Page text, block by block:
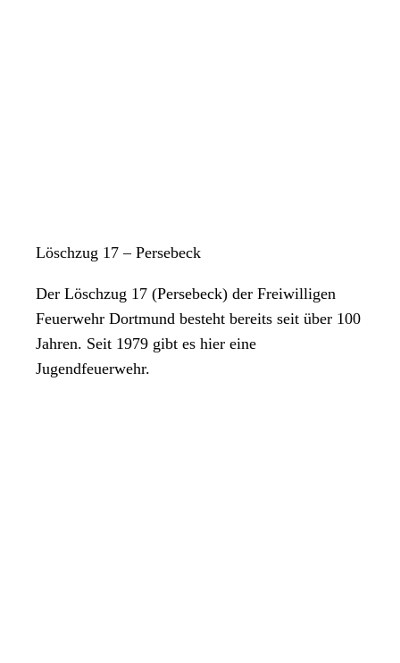
Löschzug 17 – Persebeck
Der Löschzug 17 (Persebeck) der Freiwilligen
Feuerwehr Dortmund besteht bereits seit über 100
Jahren. Seit 1979 gibt es hier eine
Jugendfeuerwehr.